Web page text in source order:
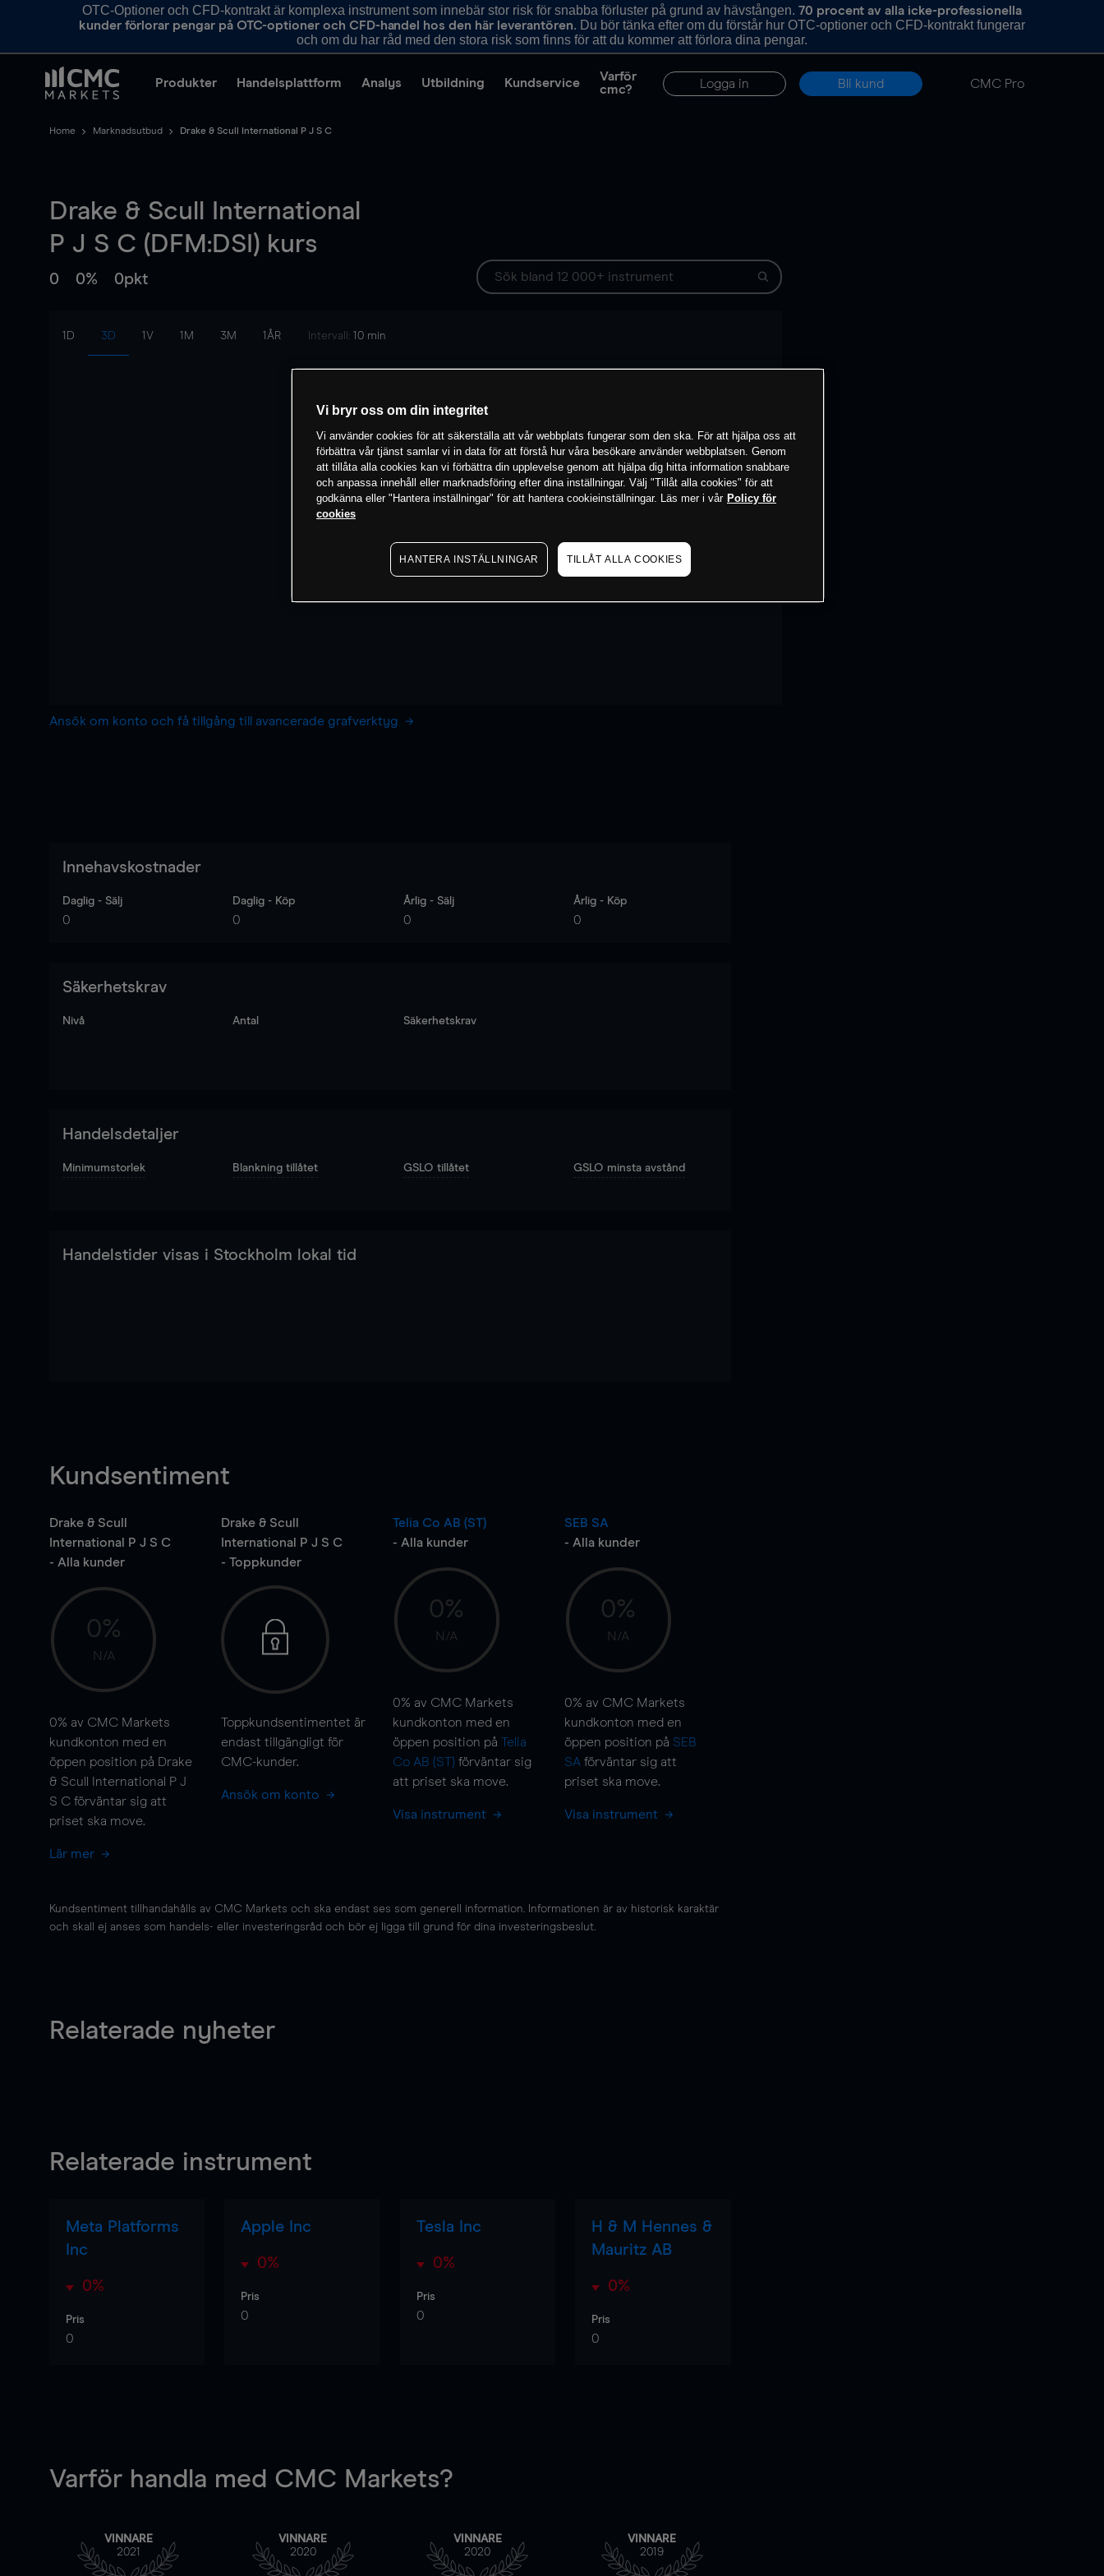
OTC-Optioner och CFD-kontrakt är komplexa instrument som innebär stor risk för snabba förluster på grund av hävstången. 70 procent av alla icke-professionella
kunder förlorar pengar på OTC-optioner och CFD-handel hos den här leverantören. Du bör tänka efter om du förstår hur OTC-optioner och CFD-kontrakt fungerar
och om du har råd med den stora risk som finns för att du kommer att förlora dina pengar.
Produkter Handelsplattform Analys Utbildning Kundservice
Varför
cmc?
Logga in Bli kund CMC Pro
Home Marknadsutbud Drake & Scull International P J S C
Drake & Scull International
P J S C (DFM:DSI) kurs
0 0% 0pkt
1D 3D 1V 1M 3M 1ÅR Intervall: 10 min
Ansök om konto och få tillgång till avancerade grafverktyg
Innehavskostnader
Daglig - Sälj
0
Daglig - Köp
0
Årlig - Sälj
0
Årlig - Köp
0
Säkerhetskrav
Nivå Antal Säkerhetskrav
Handelsdetaljer
Minimumstorlek Blankning tillåtet GSLO tillåtet GSLO minsta avstånd
Handelstider visas i Stockholm lokal tid
Kundsentiment
Drake & Scull
International P J S C
- Alla kunder
0%
N/A
0% av CMC Markets
kundkonton med en
öppen position på Drake
& Scull International P J
S C förväntar sig att
priset ska move.
Lär mer
Drake & Scull
International P J S C
- Toppkunder
Toppkundsentimentet är
endast tillgängligt för
CMC-kunder.
Ansök om konto
Telia Co AB (ST)
- Alla kunder
0%
N/A
0% av CMC Markets
kundkonton med en
öppen position på Telia
Co AB (ST) förväntar sig
att priset ska move.
Visa instrument
SEB SA
- Alla kunder
0%
N/A
0% av CMC Markets
kundkonton med en
öppen position på SEB
SA förväntar sig att
priset ska move.
Visa instrument
Kundsentiment tillhandahålls av CMC Markets och ska endast ses som generell information. Informationen är av historisk karaktär
och skall ej anses som handels- eller investeringsråd och bör ej ligga till grund för dina investeringsbeslut.
Relaterade nyheter
Relaterade instrument
Meta Platforms
Inc
0%
Pris
0
Apple Inc
0%
Pris
0
Tesla Inc
0%
Pris
0
H & M Hennes &
Mauritz AB
0%
Pris
0
Varför handla med CMC Markets?
VINNARE
2021
VINNARE
2020
VINNARE
2020
VINNARE
2019
Vi bryr oss om din integritet
Vi använder cookies för att säkerställa att vår webbplats fungerar som den ska. För att hjälpa oss att
förbättra vår tjänst samlar vi in data för att förstå hur våra besökare använder webbplatsen. Genom
att tillåta alla cookies kan vi förbättra din upplevelse genom att hjälpa dig hitta information snabbare
och anpassa innehåll eller marknadsföring efter dina inställningar. Välj "Tillåt alla cookies" för att
godkänna eller "Hantera inställningar" för att hantera cookieinställningar. Läs mer i vår Policy för
cookies
HANTERA INSTÄLLNINGAR TILLÅT ALLA COOKIES